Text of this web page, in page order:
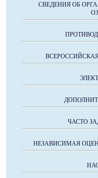
СВЕДЕНИЯ ОБ
ЧАСТО
НЕЗАВИСИМАЯ